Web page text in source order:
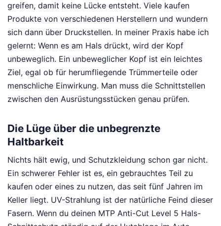
greifen, damit keine Lücke entsteht. Viele kaufen
Produkte von verschiedenen Herstellern und wundern
sich dann über Druckstellen. In meiner Praxis habe ich
gelernt: Wenn es am Hals drückt, wird der Kopf
unbeweglich. Ein unbeweglicher Kopf ist ein leichtes
Ziel, egal ob für herumfliegende Trümmerteile oder
menschliche Einwirkung. Man muss die Schnittstellen
zwischen den Ausrüstungsstücken genau prüfen.
Die Lüge über die unbegrenzte
Haltbarkeit
Nichts hält ewig, und Schutzkleidung schon gar nicht.
Ein schwerer Fehler ist es, ein gebrauchtes Teil zu
kaufen oder eines zu nutzen, das seit fünf Jahren im
Keller liegt. UV-Strahlung ist der natürliche Feind dieser
Fasern. Wenn du deinen MTP Anti-Cut Level 5 Hals-